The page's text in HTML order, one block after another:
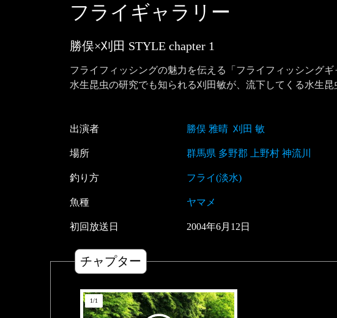
フライギャラリー
勝俣×刈田 STYLE chapter 1
フライフィッシングの魅力を伝える「フライフィッシング
水生昆虫の研究でも知られる刈田敏が、流下してくる水生
出演者 勝俣 雅晴 刈田 敏
場所 群馬県 多野郡 上野村 神流川
釣り方 フライ(淡水)
魚種 ヤマメ
初回放送日 2004年6月 12 日
チャプター
1/1